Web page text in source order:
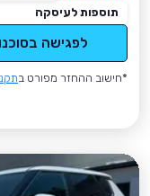
תוספות לעיסקה
לפגישה
*חישוב ההחזר מפורט ב